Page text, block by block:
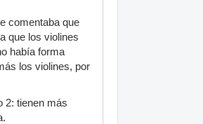
comentaba que
que los violines
había forma
los violines, por
2: tienen más